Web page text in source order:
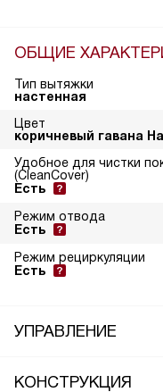
ОБЩИЕ
Тип вытяжки
настенная
Цвет
коричневый гавана
Удобное для чистки
(CleanCover)
Есть
Режим отвода
Есть
Режим рециркуляции
Есть
УПРАВЛЕНИЕ
КОНСТРУКЦИЯ